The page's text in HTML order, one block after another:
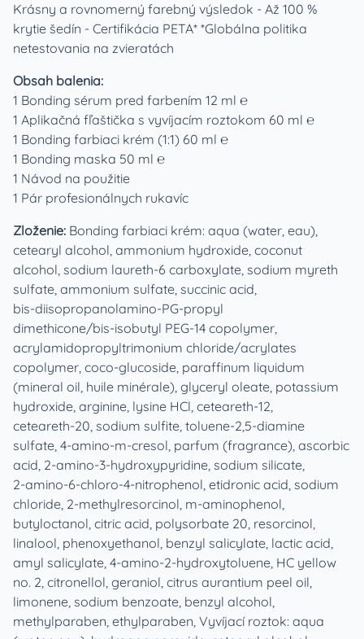
Krásny a rovnomerný farebný výsledok - Až 100 %
krytie šedín - Certifikácia PETA* *Globálna politika
netestovania na zvieratách
Obsah balenia:
1 Bonding sérum pred farbením 12 ml ℮
1 Aplikačná fľaštička s vyvíjacím roztokom 60 ml ℮
1 Bonding farbiaci krém (1:1) 60 ml ℮
1 Bonding maska 50 ml ℮
1 Návod na použitie
1 Pár profesionálnych rukavíc
Zloženie: Bonding farbiaci krém: aqua (water, eau),
cetearyl alcohol, ammonium hydroxide, coconut
alcohol, sodium laureth‑6 carboxylate, sodium myreth
sulfate, ammonium sulfate, succinic acid,
bis‑diisopropanolamino‑PG‑propyl
dimethicone/bis‑isobutyl PEG‑14 copolymer,
acrylamidopropyltrimonium chloride/acrylates
copolymer, coco‑glucoside, paraffinum liquidum
(mineral oil, huile minérale), glyceryl oleate, potassium
hydroxide, arginine, lysine HCl, ceteareth‑12,
ceteareth‑20, sodium sulfite, toluene‑2,5‑diamine
sulfate, 4‑amino‑m‑cresol, parfum (fragrance), ascorbic
acid, 2‑amino‑3‑hydroxypyridine, sodium silicate,
2‑amino‑6‑chloro‑4‑nitrophenol, etidronic acid, sodium
chloride, 2‑methylresorcinol, m‑aminophenol,
butyloctanol, citric acid, polysorbate 20, resorcinol,
linalool, phenoxyethanol, benzyl salicylate, lactic acid,
amyl salicylate, 4‑amino‑2‑hydroxytoluene, HC yellow
no. 2, citronellol, geraniol, citrus aurantium peel oil,
limonene, sodium benzoate, benzyl alcohol,
methylparaben, ethylparaben, Vyvíjací roztok: aqua